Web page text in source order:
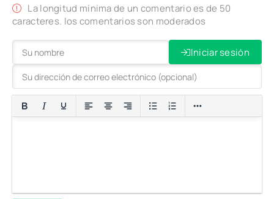
La longitud mínima de un comentario es de 50
caracteres. los comentarios son moderados
Iniciar sesión